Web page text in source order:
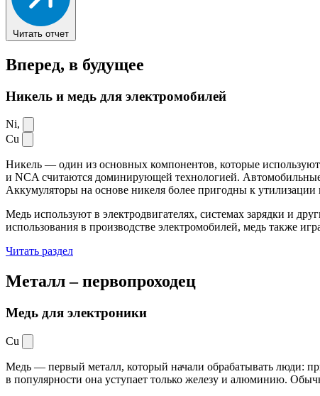
Читать отчет
Вперед, в будущее
Никель и медь для электромобилей
Ni,
Cu
Никель — один из основных компонентов, которые
и NCA считаются доминирующей технологией. Автомобильные
Аккумуляторы на основе никеля более пригодны к
Медь используют в электродвигателях, системах зарядки и
использования в производстве электромобилей, медь также
Читать раздел
Металл –первопроходец
Медь для электроники
Cu
Медь — первый металл, который начали обрабатывать люди:
в популярности она уступает только железу и алюминию.